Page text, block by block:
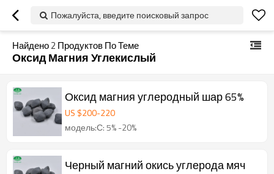
Пожалуйста, введите поисковый запрос
Найдено2 Продуктов По Теме
Оксид Магния Углекислый
Оксид магния углеродный шар 65%
US $200-220
модель:С: 5% -20%
Черный магний окись углерода мяч